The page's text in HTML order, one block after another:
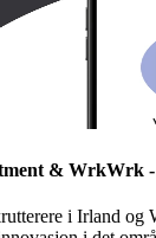
& WrkWrk
i Irland og